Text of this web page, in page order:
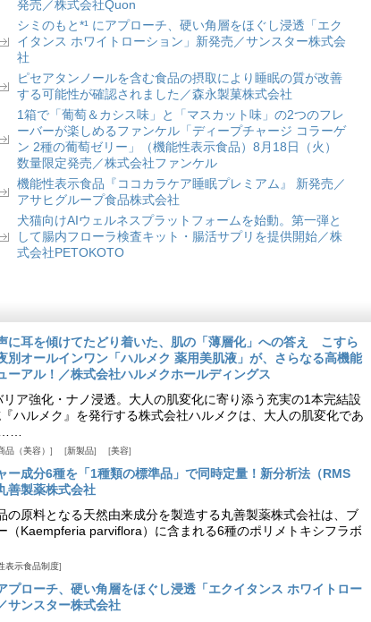
発売／株式会社Quon
シミのもと*¹ にアプローチ、硬い角層をほぐし浸透「エク
イタンス ホワイトローション」新発売／サンスター株式会
社
ピセアタンノールを含む食品の摂取により睡眠の質が改善
する可能性が確認されました／森永製菓株式会社
1箱で「葡萄＆カシス味」と「マスカット味」の2つのフレ
ーバーが楽しめるファンケル「ディープチャージ コラーゲ
ン 2種の葡萄ゼリー」（機能性表示食品）8月18日（火）
数量限定発売／株式会社ファンケル
機能性表示食品『ココカラケア睡眠プレミアム』 新発売／
アサヒグループ食品株式会社
犬猫向けAIウェルネスプラットフォームを始動。第一弾と
して腸内フローラ検査キット・腸活サプリを提供開始／株
式会社PETOKOTO
に耳を傾けてたどり着いた、肌の「薄層化」への答え こすら
別オールインワン「ハルメク 薬用美肌液」が、さらなる高機能
ーアル！／株式会社ハルメクホールディングス
リア強化・ナノ浸透。大人の肌変化に寄り添う充実の1本完結設
ハルメク』を発行する株式会社ハルメクは、大人の肌変化であ
品（美容） 新製品 美容
ー成分6種を「1種類の標準品」で同時定量！新分析法（RMS
善製薬株式会社
の原料となる天然由来成分を製造する丸善製薬株式会社は、ブ
（Kaempferia parviflora）に含まれる6種のポリメトキシフラボ
表示食品制度
プローチ、硬い角層をほぐし浸透「エクイタンス ホワイトロー
サンスター株式会社